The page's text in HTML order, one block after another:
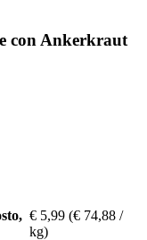
con Ankerkraut
€ 5,99 (€ 74,88 /
kg)